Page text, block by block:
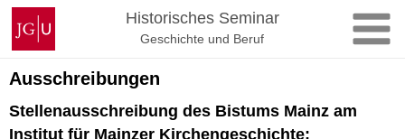
Zum
Inhalt
springen
Johannes
Gutenberg-
Universität
Mainz
Historisches Seminar
Geschichte und Beruf
Ausschreibungen
Stellenausschreibung des Bistums Mainz am
Institut für Mainzer Kirchengeschichte: